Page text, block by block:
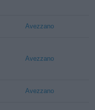
Avezzano
Avezzano
Avezzano